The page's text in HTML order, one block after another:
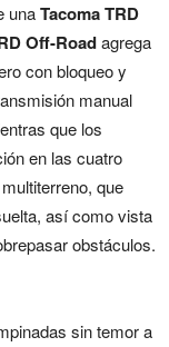
unaTacoma TRD
Off-Roadagrega
con bloqueo y
manual
que los
en las cuatro
que
así como vista
obstáculos.
sin temor a